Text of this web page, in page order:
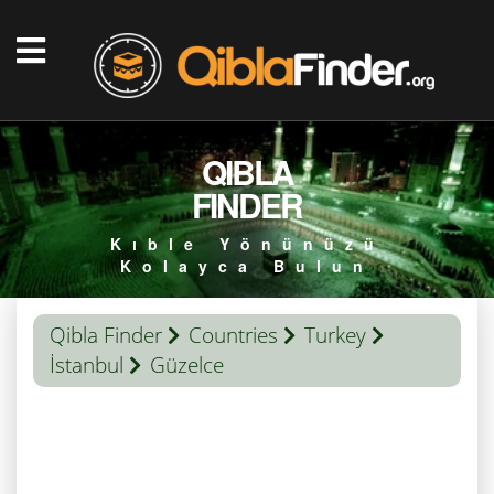
QIBLA
FINDER
Kıble Yönünüzü
Kolayca Bulun
Qibla Finder Countries
Turkey
İstanbul
Güzelce